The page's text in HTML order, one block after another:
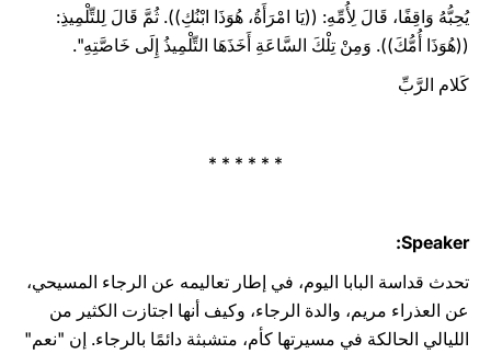
يُحِبُّهُ وَاقِفًا، قَالَ لِأُمِّهِ: ((يَا امْرَأَةُ، هُوَذَا ابْنُكِ)). ثُمَّ قَالَ لِلتِّلْمِيذِ:
((هُوَذَا أُمُّكَ)). وَمِنْ تِلْكَ السَّاعَةِ أَخَذَهَا التِّلْمِيذُ إِلَى خَاصَّتِهِ".
كَلام الرَّبِّ
* * * * * *
Speaker:
تحدث قداسة البابا اليوم، في إطار تعاليمه عن الرجاء المسيحي،
عن العذراء مريم، والدة الرجاء، وكيف ‏أنها اجتازت الكثير من
الليالي الحالكة في مسيرتها كأم، متشبثة دائمًا بالرجاء. إن "نعم"